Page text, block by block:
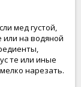
мед густой,
или на водяной
те или иные
нарезать.